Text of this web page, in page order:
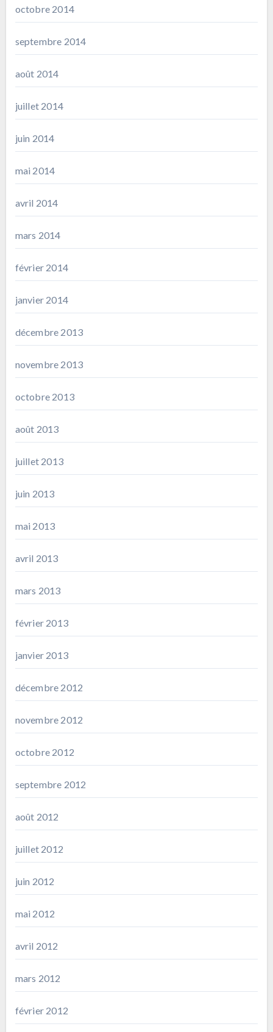
octobre 2014
septembre 2014
août 2014
juillet 2014
juin 2014
mai 2014
avril 2014
mars 2014
février 2014
janvier 2014
décembre 2013
novembre 2013
octobre 2013
août 2013
juillet 2013
juin 2013
mai 2013
avril 2013
mars 2013
février 2013
janvier 2013
décembre 2012
novembre 2012
octobre 2012
septembre 2012
août 2012
juillet 2012
juin 2012
mai 2012
avril 2012
mars 2012
février 2012